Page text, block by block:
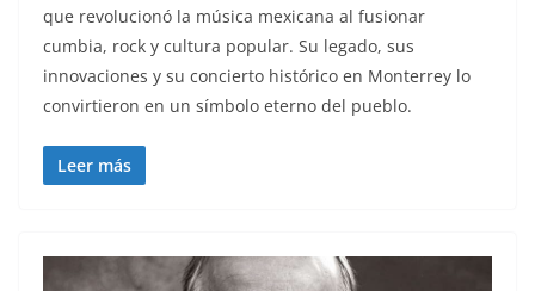
que revolucionó la música mexicana al fusionar
cumbia, rock y cultura popular. Su legado, sus
innovaciones y su concierto histórico en Monterrey lo
convirtieron en un símbolo eterno del pueblo.
Leer más